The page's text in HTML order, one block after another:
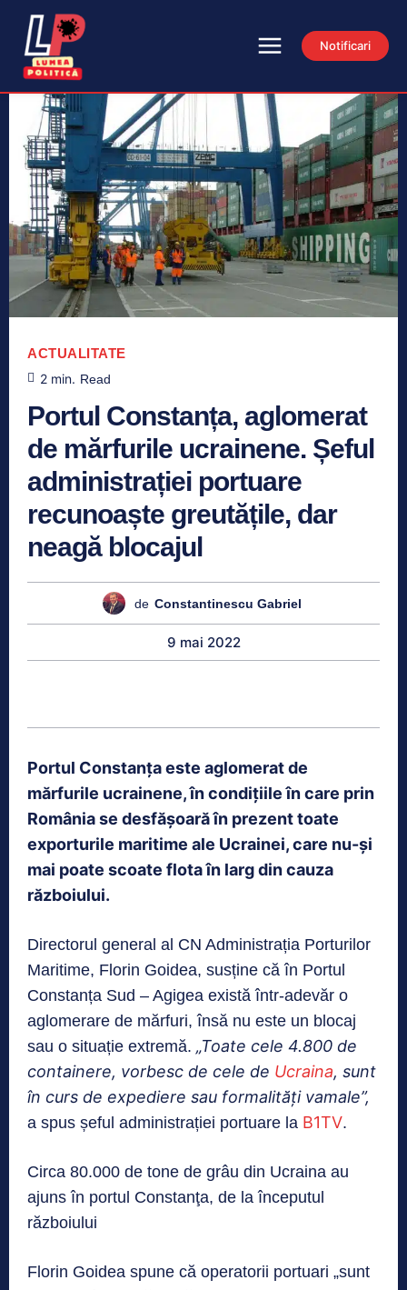
Notificari
ACTUALITATE
2 min. Read
Portul Constanța, aglomerat
de mărfurile ucrainene. Șeful
administrației portuare
recunoaște greutățile, dar
neagă blocajul
de Constantinescu Gabriel
9 mai 2022
Portul Constanța este aglomerat de
mărfurile ucrainene, în condițiile în care prin
România se desfășoară în prezent toate
exporturile maritime ale Ucrainei, care nu-și
mai poate scoate flota în larg din cauza
războiului.
Directorul general al CN Administrația Porturilor
Maritime, Florin Goidea, susține că în Portul
Constanța Sud – Agigea există într-adevăr o
aglomerare de mărfuri, însă nu este un blocaj
sau o situație extremă. „Toate cele 4.800 de
containere, vorbesc de cele de Ucraina, sunt
în curs de expediere sau formalități vamale”,
a spus șeful administrației portuare la B1TV.
Circa 80.000 de tone de grâu din Ucraina au
ajuns în portul Constanţa, de la începutul
războiului
Florin Goidea spune că operatorii portuari „sunt